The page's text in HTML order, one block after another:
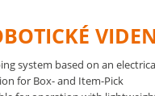
system based on an
for Box- and Item-Pick